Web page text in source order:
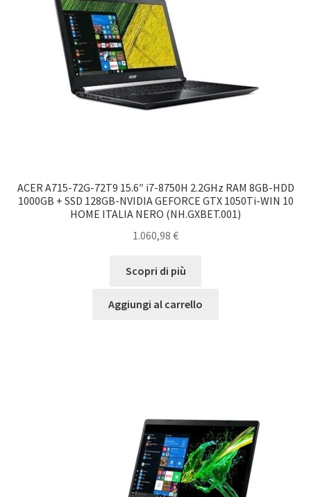
ACER A715-72G-72T9 15.6″ i7-8750H 2.2GHz RAM 8GB-HDD
1000GB + SSD 128GB-NVIDIA GEFORCE GTX 1050Ti-WIN 10
HOME ITALIA NERO (NH.GXBET.001)
1.060,98 €
Scopri di più
Aggiungi al carrello